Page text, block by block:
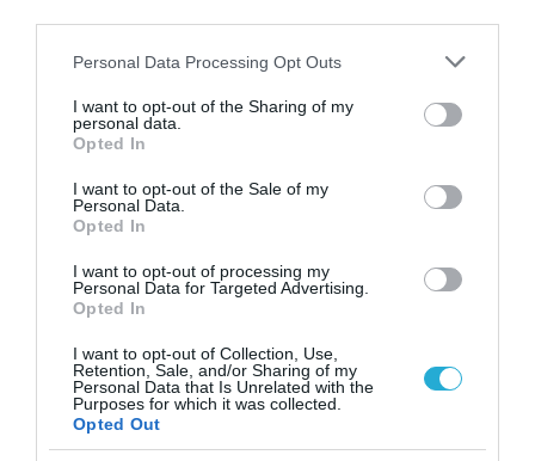
Please note that this website/app uses one or more Google
not limited to your visit or usage behaviour. You may click to
grant or deny consent to Google and its third-party tags to
use your data for below specified purposes in below Google
consent section.
Personal Data Processing Opt Outs
I want to opt-out of the Sharing of my
personal data.
Opted In
I want to opt-out of the Sale of my
Personal Data.
Opted In
I want to opt-out of processing my
Personal Data for Targeted Advertising.
Opted In
I want to opt-out of Collection, Use,
Retention, Sale, and/or Sharing of my
Personal Data that Is Unrelated with the
Purposes for which it was collected.
Opted Out
ΤΡΑΠΕΖΕΣ
Ο Ψυχρός Πόλεμος επιστρέφει,
αυτή τη φορά για τα ψηφιακά
νομίσματα
16.06.2021